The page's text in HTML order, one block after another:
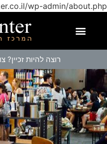
wp-admin/about.php
רוצה להיות זכיין?